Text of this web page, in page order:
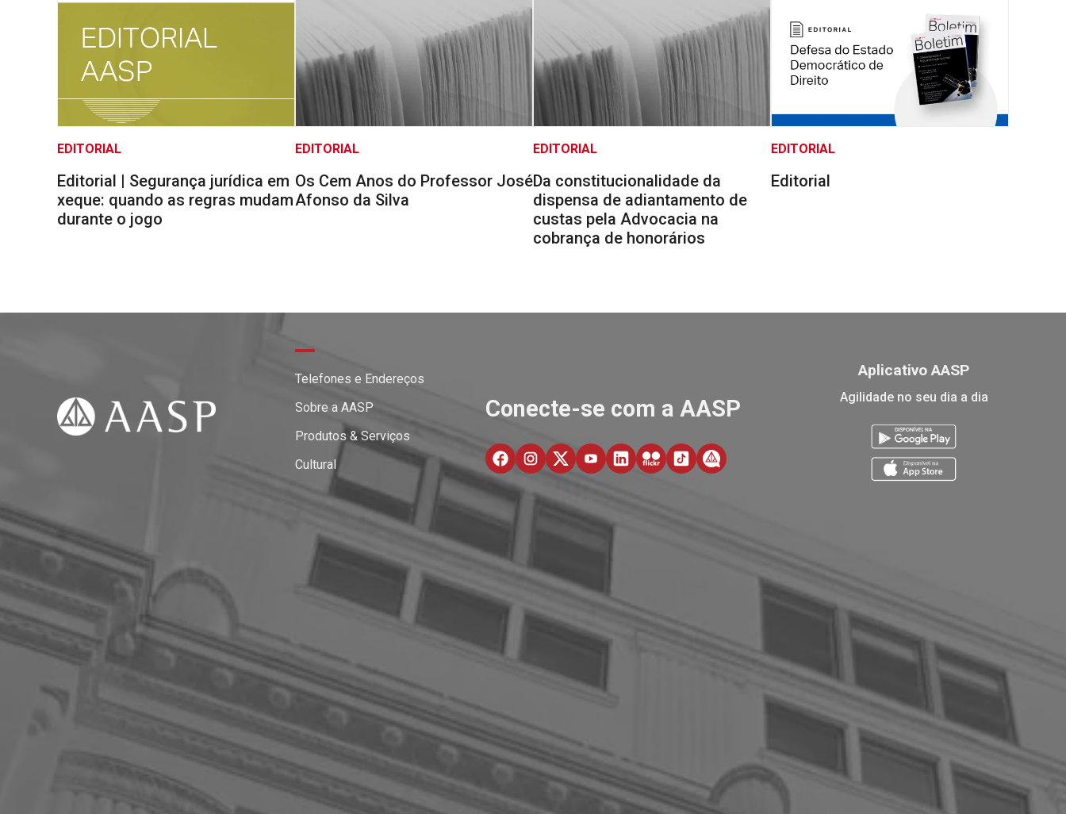
EDITORIAL
Editorial | Segurança jurídica em
xeque: quando as regras mudam
durante o jogo
EDITORIAL
Os Cem Anos do Professor José
Afonso da Silva
EDITORIAL
Da constitucionalidade da
dispensa de adiantamento de
custas pela Advocacia na
cobrança de honorários
EDITORIAL
Editorial
Telefones e Endereços
Sobre a AASP
Produtos & Serviços
Cultural
Conecte-se com a AASP
Aplicativo AASP
Agilidade no seu dia a dia